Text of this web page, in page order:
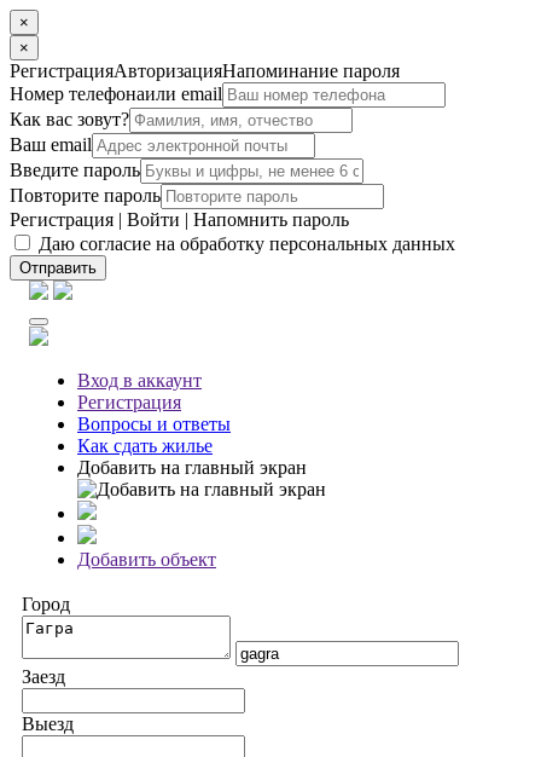
×
×
РегистрацияАвторизацияНапоминание пароля
Номер телефонаили email
Как вас зовут?
Ваш email
Введите пароль
Повторите пароль
Регистрация | Войти | Напомнить пароль
Даю согласие на обработку персональных данных
Отправить
Вход в аккаунт
Регистрация
Вопросы и ответы
Как сдать жилье
Добавить на главный экран
Добавить объект
Город
Заезд
Выезд